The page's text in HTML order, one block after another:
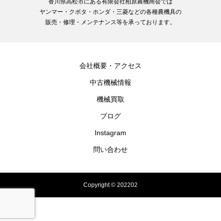
香川県高松市にある有限会社柏原農機商会では
ヤンマー・クボタ・ホンダ・三菱などの各種農機具の
販売・修理・メンテナンス等を承っております。
会社概要・アクセス
中古機械情報
機械買取
ブログ
Instagram
問い合わせ
Copyright © 202202
電話